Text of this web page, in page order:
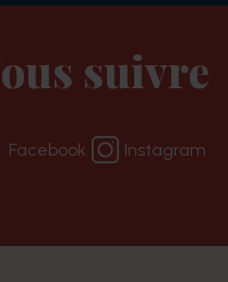
suivre
Facebook Instagram